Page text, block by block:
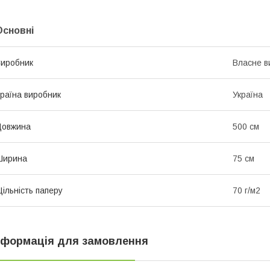
Власне
виробник Україна
500 см
75 см
паперу 70 г/м2
для замовлення